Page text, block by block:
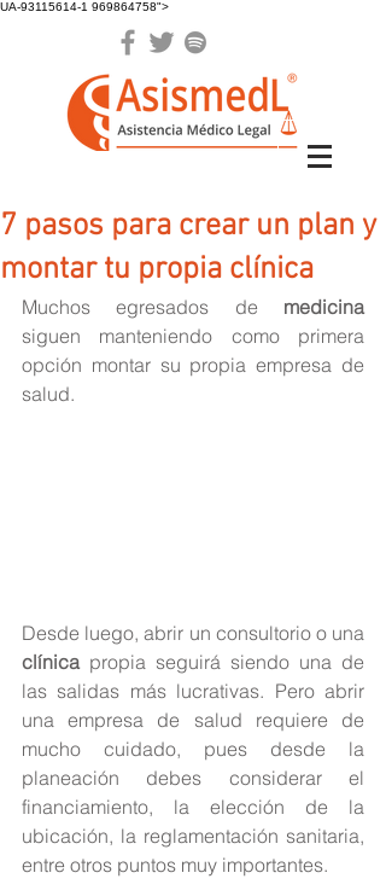
UA-93115614-1 969864758">
7 pasos para crear un plan y
montar tu propia clínica
Muchos egresados de medicina
siguen manteniendo como primera
opción montar su propia empresa de
salud.
clínica propia seguirá siendo una de
las salidas más lucrativas. Pero abrir
una empresa de salud requiere de
mucho cuidado, pues desde la
planeación debes considerar el
financiamiento, la elección de la
ubicación, la reglamentación sanitaria,
entre otros puntos muy importantes.